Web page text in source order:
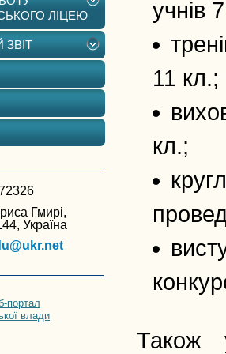
ЛІЦЕЮ
Гмирі,
Україна
портал
влади
учнів
11 кл.;
кл.;
Також